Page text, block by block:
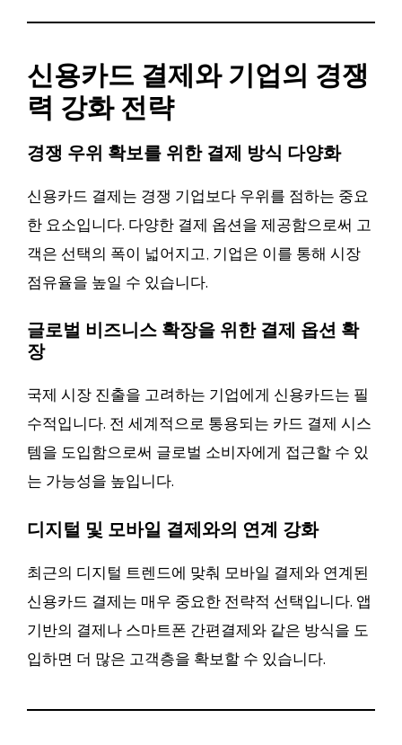
신용카드 결제와 기업의 경쟁
력 강화 전략
경쟁 우위 확보를 위한 결제 방식 다양화
신용카드 결제는 경쟁 기업보다 우위를 점하는 중요
한 요소입니다. 다양한 결제 옵션을 제공함으로써 고
객은 선택의 폭이 넓어지고, 기업은 이를 통해 시장
점유율을 높일 수 있습니다.
글로벌 비즈니스 확장을 위한 결제 옵션 확
장
국제 시장 진출을 고려하는 기업에게 신용카드는 필
수적입니다. 전 세계적으로 통용되는 카드 결제 시스
템을 도입함으로써 글로벌 소비자에게 접근할 수 있
는 가능성을 높입니다.
디지털 및 모바일 결제와의 연계 강화
최근의 디지털 트렌드에 맞춰 모바일 결제와 연계된
신용카드 결제는 매우 중요한 전략적 선택입니다. 앱
기반의 결제나 스마트폰 간편결제와 같은 방식을 도
입하면 더 많은 고객층을 확보할 수 있습니다.